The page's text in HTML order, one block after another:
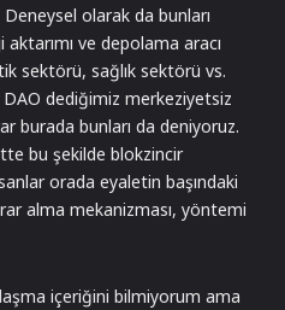
olarak da bunları
ve depolama aracı
sektörü, sağlık sektörü vs.
dediğimiz merkeziyetsiz
burada bunları da deniyoruz.
bu şekilde blokzincir
orada eyaletin başındaki
alma mekanizması, yöntemi
içeriğini bilmiyorum ama